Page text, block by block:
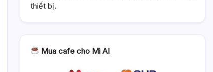
thiết bị.
Mua cafe cho Mì AI